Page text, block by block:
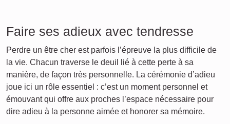
Faire ses adieux avec tendresse
Perdre un être cher est parfois l’épreuve la plus difficile de
la vie. Chacun traverse le deuil lié à cette perte à sa
manière, de façon très personnelle. La cérémonie d’adieu
joue ici un rôle essentiel : c’est un moment personnel et
émouvant qui offre aux proches l’espace nécessaire pour
dire adieu à la personne aimée et honorer sa mémoire.